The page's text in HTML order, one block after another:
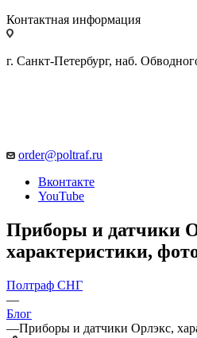
Контактная информация
г. Санкт-Петербург, наб.
order@poltraf.ru
Вконтакте
YouTube
Приборы и датчики
характеристики,
Полтраф СНГ
—
Блог
—Приборы и датчики Орлэкс,